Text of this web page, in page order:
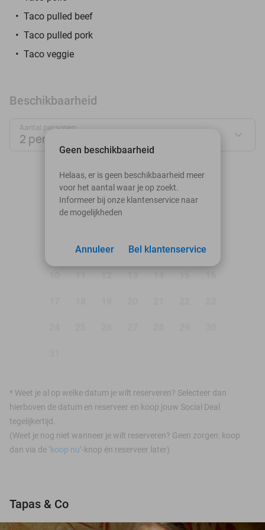
Taco pulled beef
Taco pulled pork
Taco veggie
Beschikbaarheid
Aantal personen:
2 personen
augustus 2026
Ma
Di Wo Do Vr
4 5 6 7 8
* Weet je al op welke datum je wilt reserveren? Selecteer dan
hierboven de datum en reserveer en koop jouw Social Deal
tegelijkertijd.
(Weet je nog niet wanneer je wilt reserveren? Geen zorgen: koop
dan via de ‘koop nu’-knop én reserveer later)
Geen beschikbaarheid
Helaas, er is geen beschikbaarheid meer
voor het aantal waar je op zoekt.
Informeer bij onze klantenservice naar
de mogelijkheden
Bel klantenservice
Annuleer
Tapas & Co